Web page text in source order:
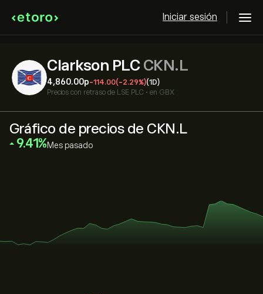
Iniciar sesión
Clarkson PLC CKN.L
4,860.00‎p‎-114.00(-2.29%)(1D)
Precios con retraso de LSE PLC • en GBX
Gráfico de precios de CKN.L
‎9.41‎ Mes pasado